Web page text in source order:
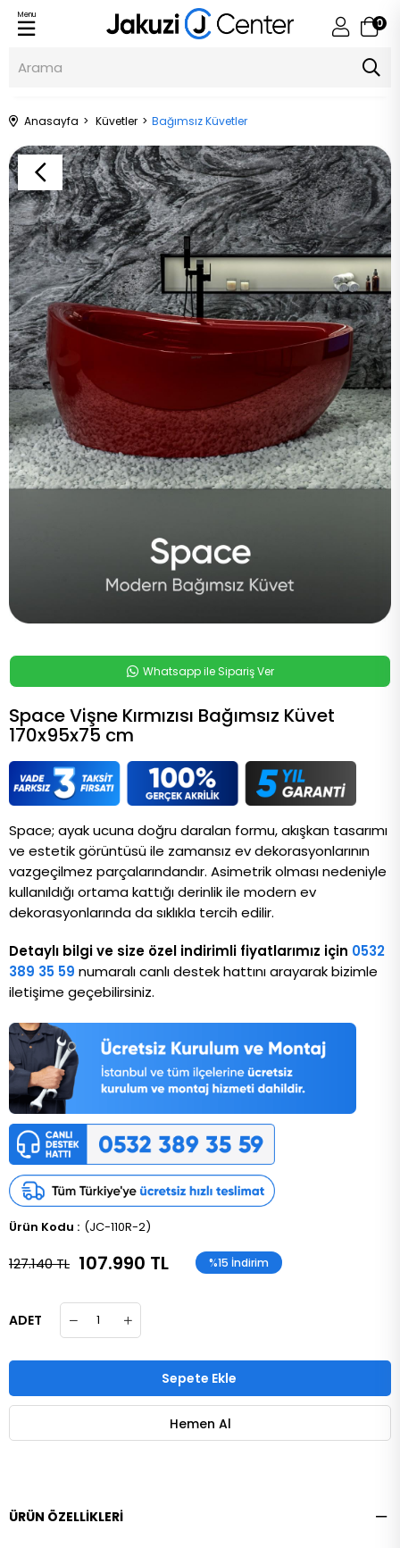
0
Menu
Anasayfa Küvetler Bağımsız Küvetler
Whatsapp ile Sipariş Ver
Space Vişne Kırmızısı Bağımsız Küvet
170x95x75 cm
Space; ayak ucuna doğru daralan formu, akışkan tasarımı
ve estetik görüntüsü ile zamansız ev dekorasyonlarının
vazgeçilmez parçalarındandır. Asimetrik olması nedeniyle
kullanıldığı ortama kattığı derinlik ile modern ev
dekorasyonlarında da sıklıkla tercih edilir.
Detaylı bilgi ve size özel indirimli fiyatlarımız için 0532
389 35 59 numaralı canlı destek hattını arayarak bizimle
iletişime geçebilirsiniz.
(JC-110R-2)
127.140 TL 107.990 TL %15 İndirim
ADET
ÜRÜN ÖZELLIKLERI